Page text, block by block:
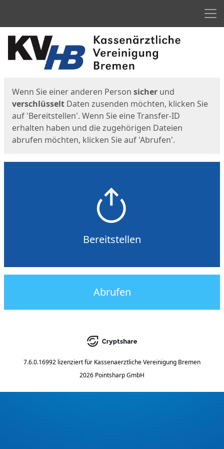
Start
Wenn Sie einer anderen Person sicher und
verschlüsselt Daten zusenden möchten, klicken Sie
auf 'Bereitstellen'. Wenn Sie eine Transfer-ID
erhalten haben und die zugehörigen Dateien
abrufen möchten, klicken Sie auf 'Abrufen'.
Bereitstellen
Abrufen
7.6.0.16992 lizenziert für Kassenaerztliche Vereinigung Bremen
2026 Pointsharp GmbH